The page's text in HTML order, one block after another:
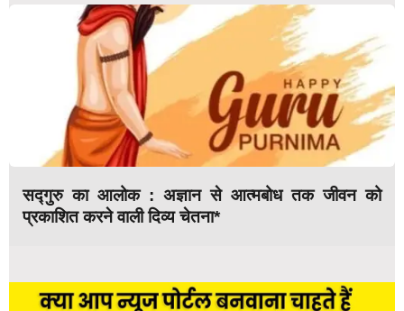
सद्गुरु का आलोक : अज्ञान से आत्मबोध तक जीवन को
प्रकाशित करने वाली दिव्य चेतना*